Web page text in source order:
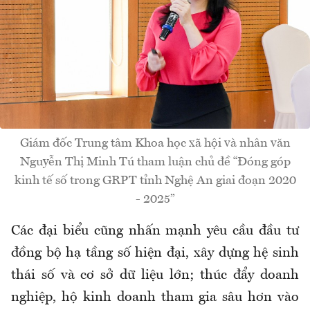
Giám đốc Trung tâm Khoa học xã hội và nhân văn
Nguyễn Thị Minh Tú tham luận chủ đề “Đóng góp
kinh tế số trong GRPT tỉnh Nghệ An giai đoạn 2020
- 2025”
Các đại biểu cũng nhấn mạnh yêu cầu đầu tư
đồng bộ hạ tầng số hiện đại, xây dựng hệ sinh
thái số và cơ sở dữ liệu lớn; thúc đẩy doanh
nghiệp, hộ kinh doanh tham gia sâu hơn vào